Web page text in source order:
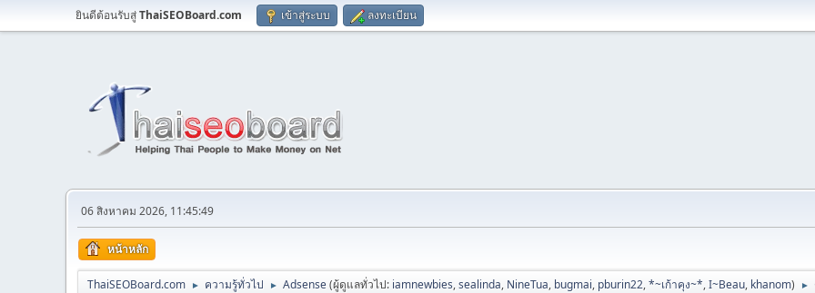
ยินดีต้อนรับสู่ThaiSEOBoard.com เข้าสู่ระบบ ลงทะเบียน
06 สิงหาคม 2026, 11:45:49
หน้าหลัก
ThaiSEOBoard.com ► ความรู้ทั่วไป ► Adsense(ผู้ดูแลทั่วไป: iamnewbies,sealinda, NineTua, bugmai, pburin22,*~เก้าคุง~*,I~Beau, khanom) ►